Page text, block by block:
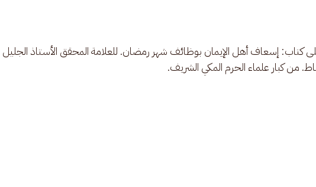
إسعاف أهل الإيمان بوظائف شهر رمضان. للعلامة المحقق الأستاذ الجليل
كبار علماء الحرم المكي الشريف.